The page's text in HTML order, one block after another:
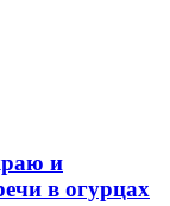
и
в огурцах